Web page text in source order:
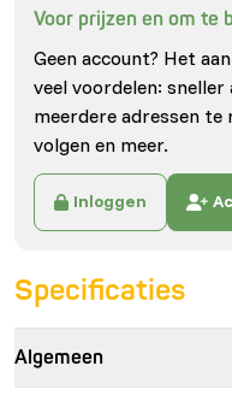
Voor prijzen en om te
Geen account? Het
veel voordelen:
meerdere adressen
volgen en meer.
Inloggen
Specificaties
Algemeen